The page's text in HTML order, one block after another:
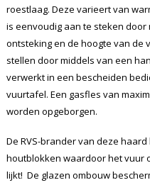
roestlaag. Deze varieert van
is eenvoudig aan te steken
ontsteking en de hoogte van de
stellen door middels van een
verwerkt in een bescheiden
vuurtafel. Een gasfles van
worden opgeborgen.
De RVS-brander van deze
houtblokken waardoor het vuur
lijkt! De glazen ombouw